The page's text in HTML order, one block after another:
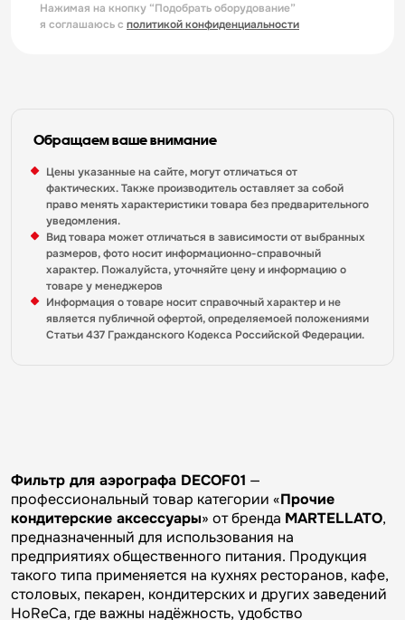
Нажимая на кнопку “Подобрать оборудование”
я соглашаюсь с политикой конфиденциальности
Обращаем ваше внимание
Цены указанные на сайте, могут отличаться от
фактических. Также производитель оставляет за собой
право менять характеристики товара без предварительного
уведомления.
Вид товара может отличаться в зависимости от выбранных
размеров, фото носит информационно-справочный
характер. Пожалуйста, уточняйте цену и информацию о
товаре у менеджеров
Информация о товаре носит справочный характер и не
является публичной офертой, определяемоей положениями
Статьи 437 Гражданского Кодекса Российской Федерации.
Фильтр для аэрографа DECOF01 —
профессиональный товар категории «Прочие
кондитерские аксессуары» от бренда MARTELLATO,
предназначенный для использования на
предприятиях общественного питания. Продукция
такого типа применяется на кухнях ресторанов, кафе,
столовых, пекарен, кондитерских и других заведений
HoReCa, где важны надёжность, удобство